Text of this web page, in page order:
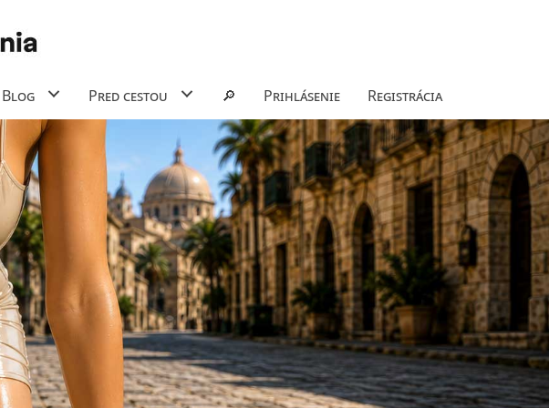
Blog Pred cestou 🔎 Prihlásenie Registrácia